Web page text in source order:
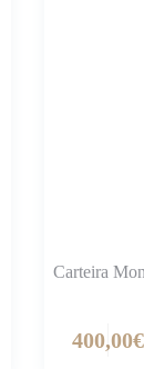
Carteira
400,00€